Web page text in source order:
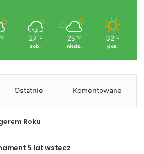
℃ 27 ℃
sob.
28 ℃
niedz.
32 ℃
pon.
Ostatnie Komentowane
Roku
5 lat wstecz